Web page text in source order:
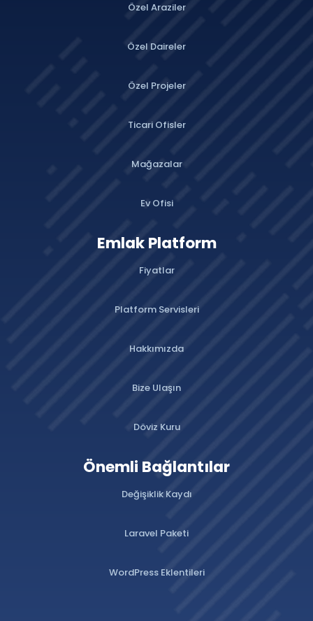
Özel Araziler
Özel Daireler
Özel Projeler
Ticari Ofisler
Mağazalar
Ev Ofisi
Emlak Platform
Fiyatlar
Platform Servisleri
Hakkımızda
Bize Ulaşın
Döviz Kuru
Önemli Bağlantılar
Değişiklik Kaydı
Laravel Paketi
WordPress Eklentileri